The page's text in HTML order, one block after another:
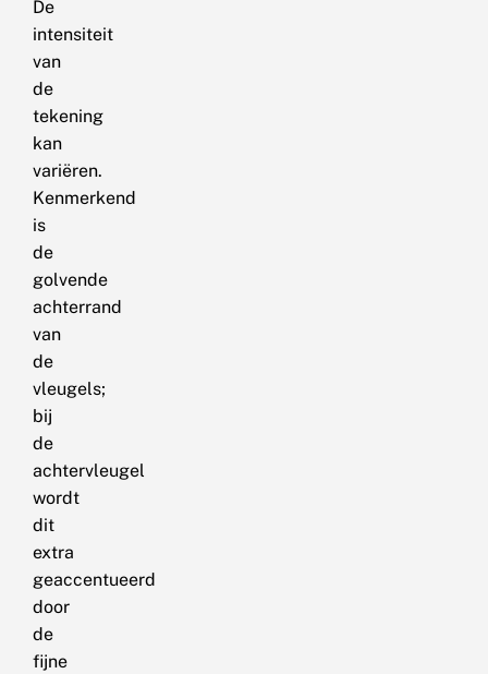
De
intensiteit
van
de
tekening
kan
variëren.
Kenmerkend
is
de
golvende
achterrand
van
de
vleugels;
bij
de
achtervleugel
wordt
dit
extra
geaccentueerd
door
de
fijne